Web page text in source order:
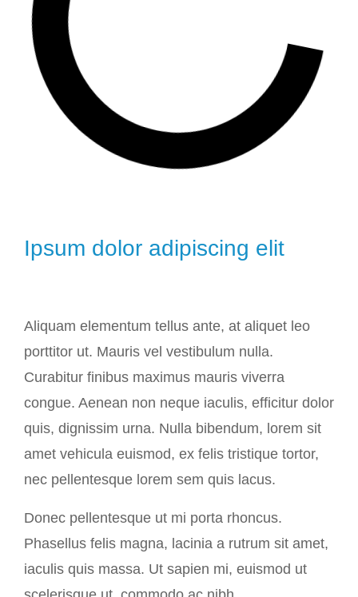
Ipsum dolor adipiscing elit
Aliquam elementum tellus ante, at aliquet leo
porttitor ut. Mauris vel vestibulum nulla.
Curabitur finibus maximus mauris viverra
congue. Aenean non neque iaculis, efficitur dolor
quis, dignissim urna. Nulla bibendum, lorem sit
amet vehicula euismod, ex felis tristique tortor,
nec pellentesque lorem sem quis lacus.
Donec pellentesque ut mi porta rhoncus.
Phasellus felis magna, lacinia a rutrum sit amet,
iaculis quis massa. Ut sapien mi, euismod ut